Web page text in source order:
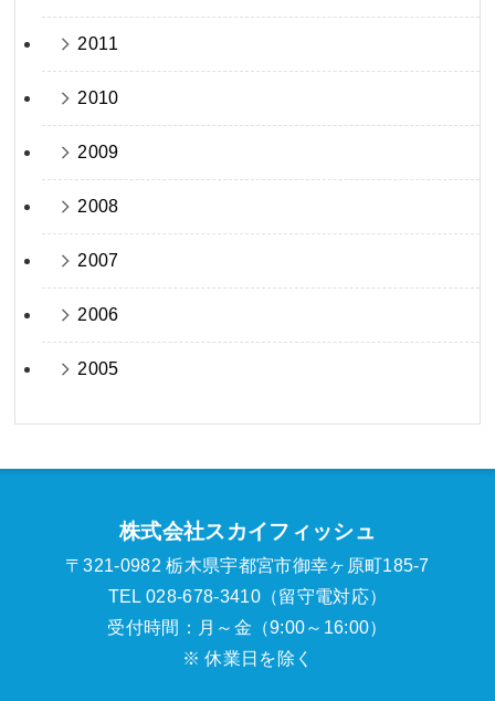
2011
2010
2009
2008
2007
2006
2005
株式会社スカイフィッシュ
〒321-0982 栃木県宇都宮市御幸ヶ原町185-7
TEL 028-678-3410（留守電対応）
受付時間：月～金（9:00～16:00）
※ 休業日を除く